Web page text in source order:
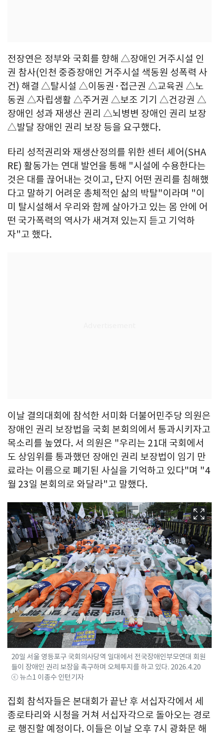
전장연은 정부와 국회를 향해 △장애인 거주시설 인
권 참사(인천 중증장애인 거주시설 색동원 성폭력 사
건) 해결 △탈시설 △이동권·접근권 △교육권 △노
동권 △자립생활 △주거권 △보조 기기 △건강권 △
장애인 성과 재생산 권리 △뇌병변 장애인 권리 보장
△발달 장애인 권리 보장 등을 요구했다.
타리 성적권리와 재생산정의를 위한 센터 셰어(SHA
RE) 활동가는 연대 발언을 통해 "시설에 수용한다는
것은 대를 끊어내는 것이고, 단지 어떤 권리를 침해했
다고 말하기 어려운 총체적인 삶의 박탈"이라며 "이
미 탈시설해서 우리와 함께 살아가고 있는 몸 안에 어
떤 국가폭력의 역사가 새겨져 있는지 듣고 기억하
자"고 했다.
이날 결의대회에 참석한 서미화 더불어민주당 의원은
장애인 권리 보장법을 국회 본회의에서 통과시키자고
목소리를 높였다. 서 의원은 "우리는 21대 국회에서
도 상임위를 통과했던 장애인 권리 보장법이 임기 만
료라는 이름으로 폐기된 사실을 기억하고 있다"며 "4
월 23일 본회의로 와달라"고 말했다.
20일 서울 영등포구 국회의사당역 일대에서 전국장애인부모연대 회원
들이 장애인 권리 보장을 촉구하며 오체투지를 하고 있다. 2026.4.20
ⓒ 뉴스1 이종수 인턴기자
집회 참석자들은 본대회가 끝난 후 서십자각에서 세
종로타리와 시청을 거쳐 서십자각으로 돌아오는 경로
로 행진할 예정이다. 이들은 이날 오후 7시 광화문 해